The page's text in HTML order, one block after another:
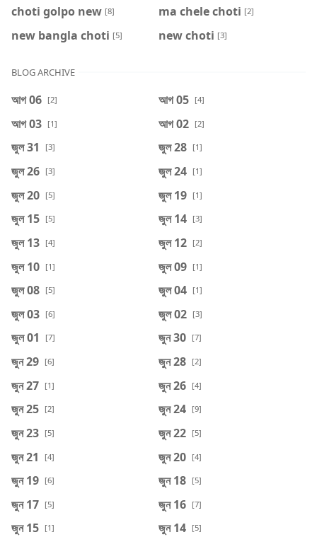
choti golpo new [8] ma chele choti [2]
new bangla choti [5] new choti [3]
BLOG ARCHIVE
আগ 06 [2] আগ 05 [4]
আগ 03 [1] আগ 02 [2]
জুল 31 [3] জুল 28 [1]
জুল 26 [3] জুল 24 [1]
জুল 20 [5] জুল 19 [1]
জুল 15 [5] জুল 14 [3]
জুল 13 [4] জুল 12 [2]
জুল 10 [1] জুল 09 [1]
জুল 08 [5] জুল 04 [1]
জুল 03 [6] জুল 02 [3]
জুল 01 [7] জুন 30 [7]
জুন 29 [6] জুন 28 [2]
জুন 27 [1] জুন 26 [4]
জুন 25 [2] জুন 24 [9]
জুন 23 [5] জুন 22 [5]
জুন 21 [4] জুন 20 [4]
জুন 19 [6] জুন 18 [5]
জুন 17 [5] জুন 16 [7]
জুন 15 [1] জুন 14 [5]